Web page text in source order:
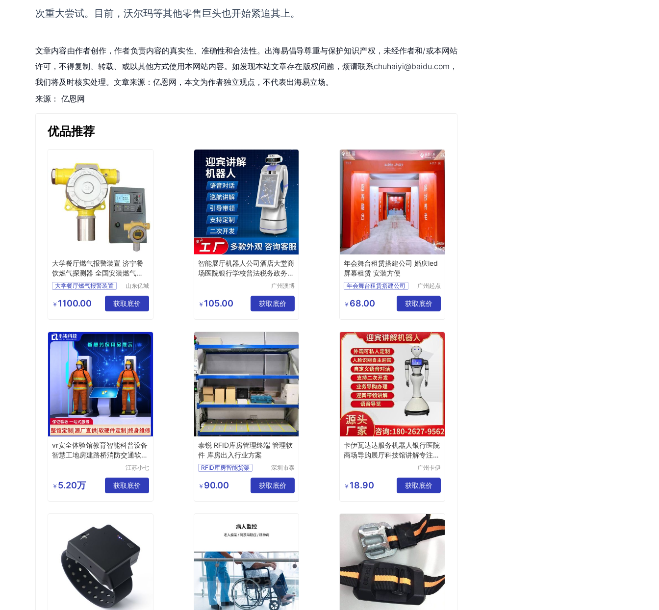
次重大尝试。目前，沃尔玛等其他零售巨头也开始紧追其上。
文章内容由作者创作，作者负责内容的真实性、准确性和合法性。出海易倡导尊重与保护知识产权，未经作者和/或本网站
许可，不得复制、转载、或以其他方式使用本网站内容。如发现本站文章存在版权问题，烦请联系chuhaiyi@baidu.com，
我们将及时核实处理。文章来源：亿恩网，本文为作者独立观点，不代表出海易立场。
来源： 亿恩网
优品推荐
大学餐厅燃气报警装置 济宁餐
饮燃气探测器 全国安装燃气报
警仪
大学餐厅燃气报警装置
济宁餐饮燃气探测器
全国餐饮安装燃气报警设备
山东亿城
有限公司
￥ 1100.00 获取底价
智能展厅机器人公司酒店大堂商
场医院银行学校普法税务政务图
广州澳博
有限公司
￥ 105.00 获取底价
年会舞台租赁搭建公司 婚庆led
屏幕租赁 安装方便
年会舞台租赁搭建公司
灯光音响活动背景礼仪庆典物料租赁
led大屏演出灯光音响活动物料租赁
年会led显示屏租赁公司
广州起点
技有限公
司
￥ 68.00 获取底价
vr安全体验馆教育智能科普设备
智慧工地房建路桥消防交通软件
江苏小七
有限公司
￥ 5.20万 获取底价
泰锐 RFID库房管理终端 管理软
件 库房出入行业方案
RFID库房智能货架
RFID库房管理终端
电网数字化供电所应用
深圳市泰
技有限公
司
￥ 90.00 获取底价
卡伊瓦达达服务机器人银行医院
商场导购展厅科技馆讲解专注品
广州卡伊
科技有限
公司
￥ 18.90 获取底价